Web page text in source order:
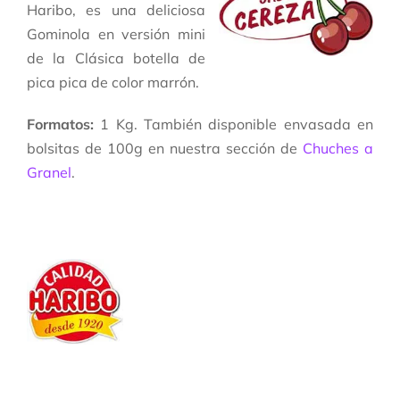
Haribo, es una deliciosa
Gominola en versión mini
de la Clásica botella de
pica pica de color marrón.
Formatos: 1 Kg. También disponible envasada en
bolsitas de 100g en nuestra sección de Chuches a
Granel.